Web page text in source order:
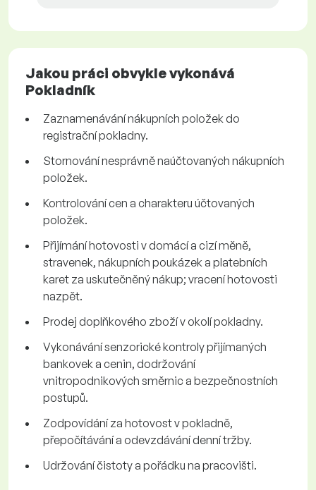
Jakou práci obvykle vykonává
Pokladník
Zaznamenávání nákupních položek do
registrační pokladny.
Stornování nesprávně naúčtovaných nákupních
položek.
Kontrolování cen a charakteru účtovaných
položek.
Přijímání hotovosti v domácí a cizí měně,
stravenek, nákupních poukázek a platebních
karet za uskutečněný nákup; vracení hotovosti
nazpět.
Prodej doplňkového zboží v okolí pokladny.
Vykonávání senzorické kontroly přijímaných
bankovek a cenin, dodržování
vnitropodnikových směrnic a bezpečnostních
postupů.
Zodpovídání za hotovost v pokladně,
přepočítávání a odevzdávání denní tržby.
Udržování čistoty a pořádku na pracovišti.